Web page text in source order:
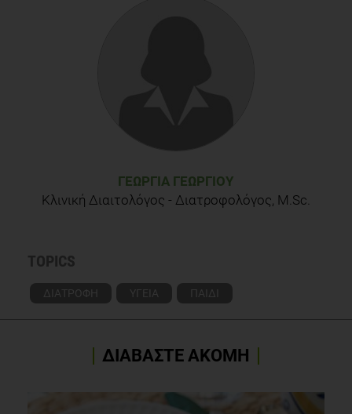
ΓΕΩΡΓΊΑ ΓΕΩΡΓΊΟΥ
Κλινική Διαιτολόγος - Διατροφολόγος, M.Sc.
TOPICS
ΔΙΑΤΡΟΦΗ ΥΓΕΙΑ ΠΑΙΔΙ
ΔΙΑΒΑΣΤΕ ΑΚΟΜΗ